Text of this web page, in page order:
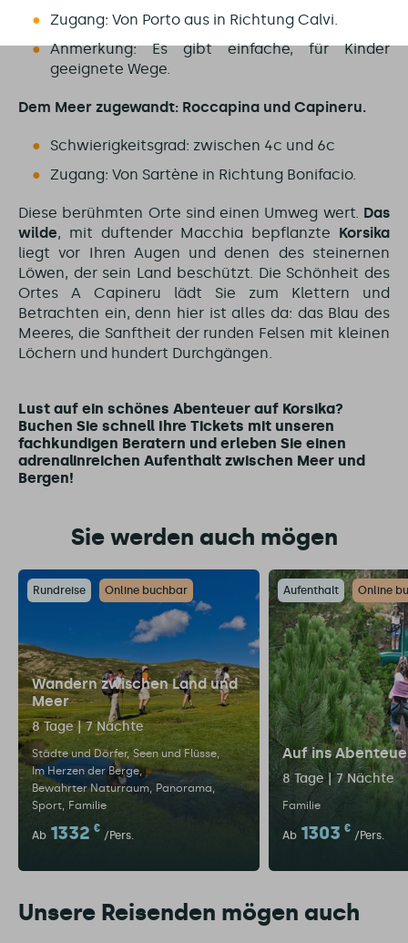
Zugang: Von Porto aus in Richtung Calvi.
Anmerkung: Es gibt einfache, für Kinder
geeignete Wege.
Dem Meer zugewandt: Roccapina und Capineru.
Schwierigkeitsgrad: zwischen 4c und 6c
Zugang: Von Sartène in Richtung Bonifacio.
Diese berühmten Orte sind einen Umweg wert. Das
wilde, mit duftender Macchia bepflanzte Korsika
liegt vor Ihren Augen und denen des steinernen
Löwen, der sein Land beschützt. Die Schönheit des
Ortes A Capineru lädt Sie zum Klettern und
Betrachten ein, denn hier ist alles da: das Blau des
Meeres, die Sanftheit der runden Felsen mit kleinen
Löchern und hundert Durchgängen.
Lust auf ein schönes Abenteuer auf Korsika?
Buchen Sie schnell Ihre Tickets mit unseren
fachkundigen Beratern und erleben Sie einen
adrenalinreichen Aufenthalt zwischen Meer und
Bergen!
Sie werden auch mögen
Rundreise Online buchbar
Wandern zwischen Land und
Meer
8 Tage | 7 Nächte
Städte und Dörfer Seen und Flüsse
Im Herzen der Berge
Bewahrter Naturraum Panorama
Sport Familie
Ab 1332 €
/Pers.
Aufenthalt Online
Auf ins
8 Tage | 7 Nächte
Familie
Ab 1303 €
/Pers.
Unsere Reisenden mögen auch